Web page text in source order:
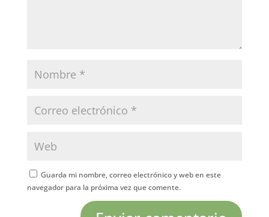
Guarda mi nombre, correo electrónico y web en este
navegador para la próxima vez que comente.